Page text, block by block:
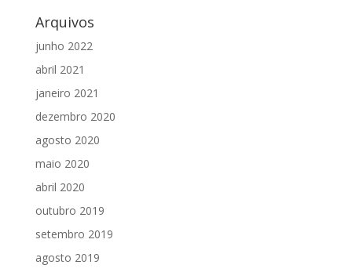
Arquivos
junho 2022
abril 2021
janeiro 2021
dezembro 2020
agosto 2020
maio 2020
abril 2020
outubro 2019
setembro 2019
agosto 2019